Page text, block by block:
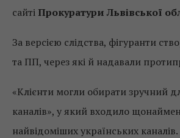
сайті Прокуратури Львівської
За версією слідства, фігуранти
та ПП, через які й надавали
«Клієнти могли обирати зручний
каналів», у який входило
найвідоміших українських